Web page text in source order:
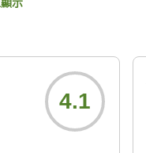
示
4.1